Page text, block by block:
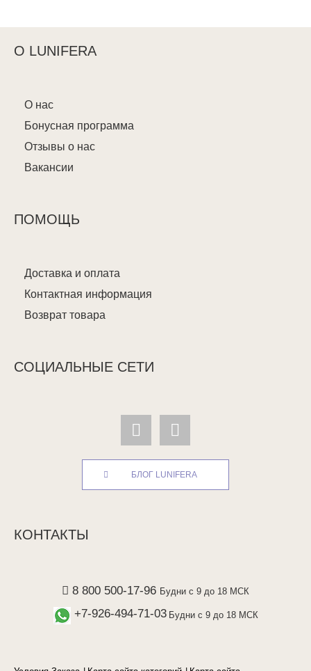
О LUNIFERA
О нас
Бонусная программа
Отзывы о нас
Вакансии
ПОМОЩЬ
Доставка и оплата
Контактная информация
Возврат товара
СОЦИАЛЬНЫЕ СЕТИ
БЛОГ LUNIFERA
КОНТАКТЫ
8 800 500-17-96 Будни с 9 до 18 МСК
+7-926-494-71-03 Будни с 9 до 18 МСК